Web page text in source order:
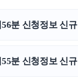
분 신청정보 신규
분 신청정보 신규